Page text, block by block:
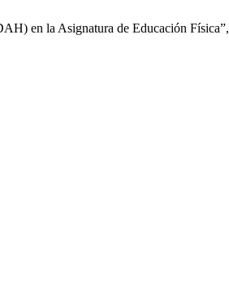
en la Asignatura de Educación Física”,